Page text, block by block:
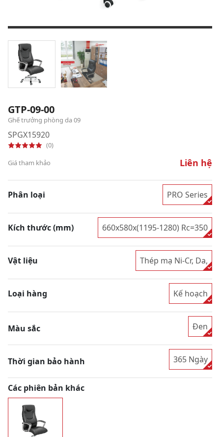
GTP-09-00
Ghế trưởng phòng da 09
SPGX15920
(0)
Giá tham khảo
Liên hệ
Phân loại PRO Series
Kích thước (mm) 660x580x(1195-1280) Rc=350
Vật liệu Thép mạ Ni-Cr, Da,
Loại hàng Kế hoạch
Màu sắc Đen
Thời gian bảo hành 365 Ngày
Các phiên bản khác